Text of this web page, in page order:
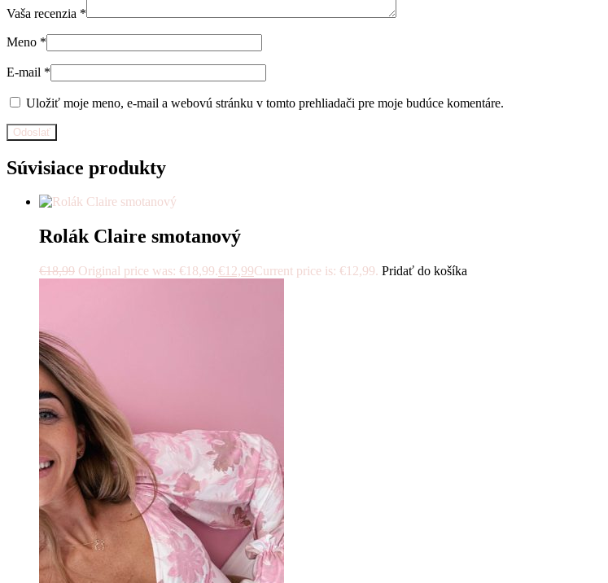
Vaša recenzia *
Meno *
E-mail *
Uložiť moje meno, e-mail a webovú stránku v tomto prehliadači pre moje budúce komentáre.
Súvisiace produkty
Rolák Claire smotanový
€18,99 Original price was: €18,99.€12,99Current price is: €12,99. Pridať do košíka